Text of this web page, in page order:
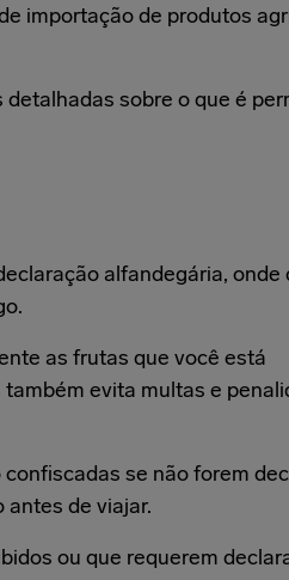
importação de produtos
sobre o que é
alfandegária, onde
as frutas que você está
evita multas e
se não forem
de viajar.
ou que requerem